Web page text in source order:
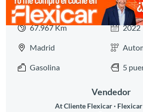
67.967 Km 2022
Madrid
Gasolina 5
Vendedor
At Cliente Flexicar